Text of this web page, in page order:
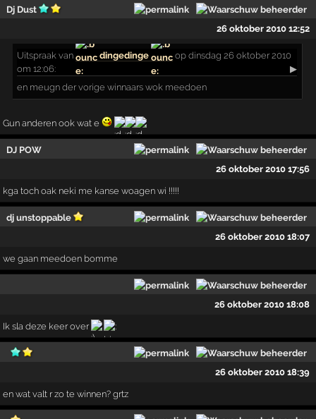
Dj Dust
26 oktober 2010 12:52
Uitspraak van dingedinge
op dinsdag 26 oktober 2010
om 12:06:
▶
en meugn der vorige winnaars wok meedoen
Gun anderen ook wat e
DJ POW
26 oktober 2010 17:56
kga toch oak neki me kanse woagen wi !!!!!
dj unstoppable
26 oktober 2010 18:07
we gaan meedoen bomme
26 oktober 2010 18:08
Ik sla deze keer over
26 oktober 2010 18:39
en wat valt r zo te winnen? grtz